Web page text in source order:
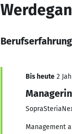
Bis heute 2
Managerin
Management